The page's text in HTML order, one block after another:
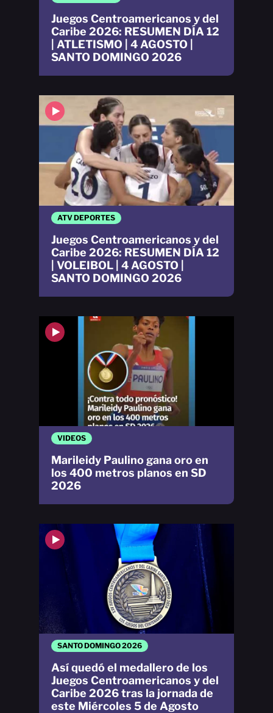
ATV DEPORTES
Juegos Centroamericanos y del
Caribe 2026: RESUMEN DÍA 12
| VOLEIBOL | 4 AGOSTO |
SANTO DOMINGO 2026
Juegos Centroamericanos y del
Caribe 2026: RESUMEN DÍA 12
| ATLETISMO | 4 AGOSTO |
SANTO DOMINGO 2026
SANTO DOMINGO 2026
Así quedó el medallero de los
Juegos Centroamericanos y del
Caribe 2026 tras la jornada de
este Miércoles 5 de Agosto
VIDEOS
Marileidy Paulino gana oro en
los 400 metros planos en SD
2026